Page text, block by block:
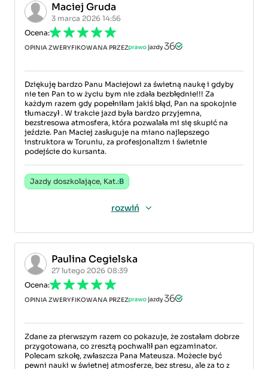
Maciej Gruda
3 marca 2026 14:56
Ocena:
OPINIA ZWERYFIKOWANA PRZEZ
Dziękuję bardzo Panu Maciejowi za świetną naukę i gdyby
nie ten Pan to w życiu bym nie zdała bezbłędnie!!! Za
każdym razem gdy popełniłam jakiś błąd, Pan na spokojnie
tłumaczył . W trakcie jazd była bardzo przyjemna,
bezstresowa atmosfera, która pozwalała mi się skupić na
jeździe. Pan Maciej zasługuje na miano najlepszego
instruktora w Toruniu, za profesjonalizm i świetnie
podejście do kursanta.
Jazdy doszkolające, Kat.:B
rozwiń
Paulina Cegielska
27 lutego 2026 08:39
Ocena:
OPINIA ZWERYFIKOWANA PRZEZ
Zdane za pierwszym razem co pokazuje, że zostałam dobrze
przygotowana, co zresztą pochwalił pan egzaminator.
Polecam szkołę, zwłaszcza Pana Mateusza. Możecie być
pewni nauki w świetnej atmosferze, bez stresu, ale za to z